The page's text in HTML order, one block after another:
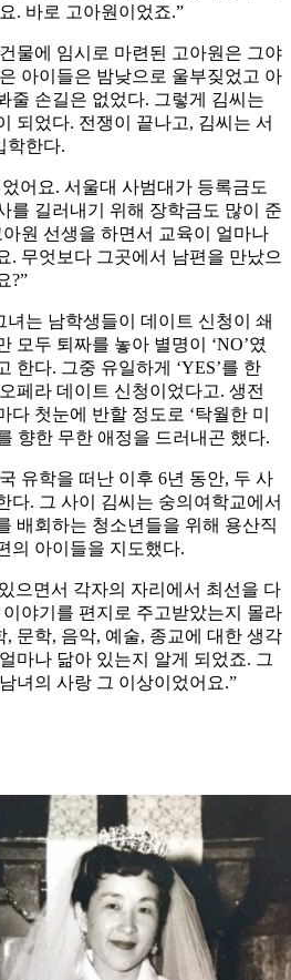
. 바로 고아원이었죠.”
물에 임시로 마련된 고아원은 그야
아이들은 밤낮으로 울부짖었고 아
줄 손길은 없었다. 그렇게 김씨는
되었다. 전쟁이 끝나고, 김씨는 서
학한다.
어요. 서울대 사범대가 등록금도
를 길러내기 위해 장학금도 많이 준
원 선생을 하면서 교육이 얼마나
. 무엇보다 그곳에서 남편을 만났으
?”
는 남학생들이 데이트 신청이 쇄
모두 퇴짜를 놓아 별명이 ‘NO’였
한다. 그중 유일하게 ‘YES’를 한
페라 데이트 신청이었다고. 생전
첫눈에 반할 정도로 ‘탁월한 미
향한 무한 애정을 드러내곤 했다.
유학을 떠난 이후 6년 동안, 두 사
다. 그 사이 김씨는 숭의여학교에서
배회하는 청소년들을 위해 용산직
의 아이들을 지도했다.
으면서 각자의 자리에서 최선을 다
야기를 편지로 주고받았는지 몰라
, 문학, 음악, 예술, 종교에 대한 생각
마나 닮아 있는지 알게 되었죠. 그
녀의 사랑 그 이상이었어요.”